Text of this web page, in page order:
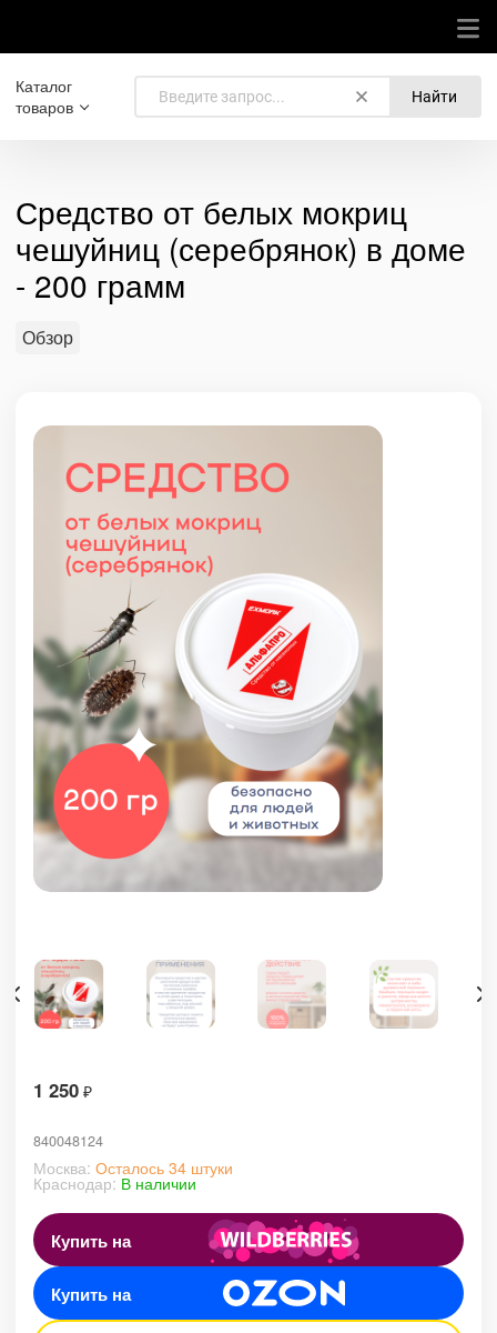
Каталог
товаров
Найти
Средство от белых мокриц
чешуйниц (серебрянок) в доме
- 200 грамм
Обзор
1 250 ₽
840048124
Москва: Осталось 34 штуки
Краснодар: В наличии
Купить на
Купить на